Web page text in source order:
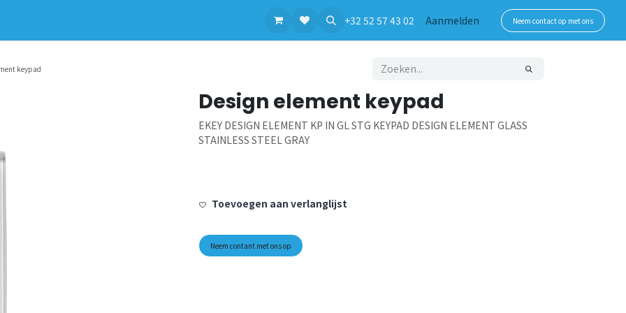
+32 52 57 43 02 Aanmelden Neem contact op met ons
keypad
Design element keypad
EKEY DESIGN ELEMENT KP IN GL STG KEYPAD DESIGN ELEMENT GLASS
STAINLESS STEEL GRAY
Toevoegen aan verlanglijst
Neem contant met ons op